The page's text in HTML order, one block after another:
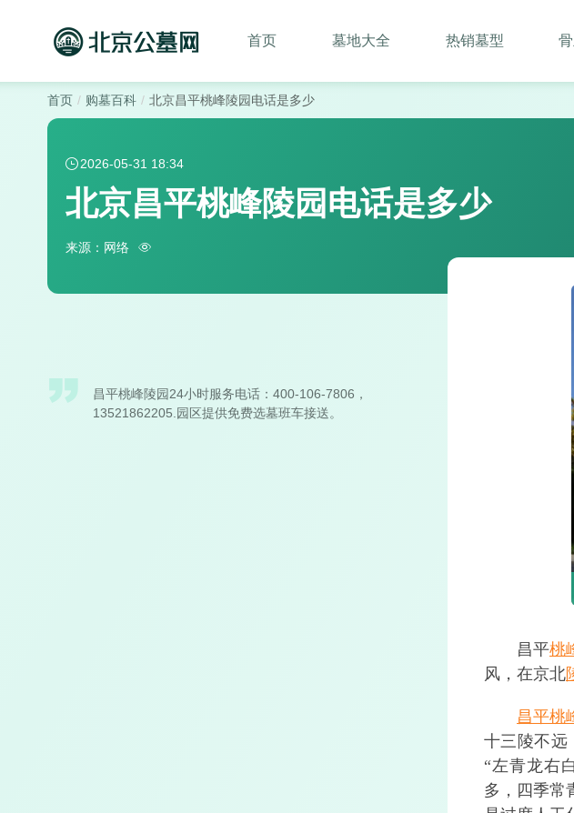
首页 墓地大全 热销墓型
首页 购墓百科 北京昌平桃峰陵园电话是多少
2026-05-31 18:34
北京昌平桃峰陵园电话是多少
来源：网络
昌平桃峰陵园24小时服务电话：400-106-7806，
13521862205.园区提供免费选墓班车接送。
昌平桃
风，在京北
昌平桃
十三陵不远
“左青龙右
多，四季常